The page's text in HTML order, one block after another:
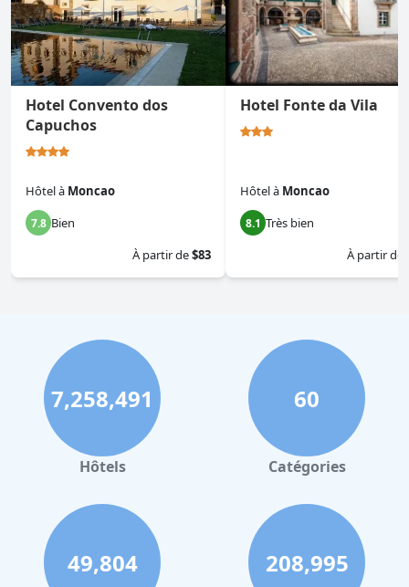
Hotel Convento dos
Capuchos
Hôtelà Moncao
7.8 Bien
À partir de$83
Hotel Fonte da Vila
Hôtelà Moncao
8.1 Très bien
À partir de
7,258,491
Hôtels
60
Catégories
49,804 208,995